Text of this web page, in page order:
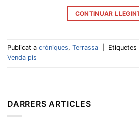
CONTINUAR
Publicat a cróniques, Terrassa Etiquetes
Venda pis
DARRERS ARTICLES